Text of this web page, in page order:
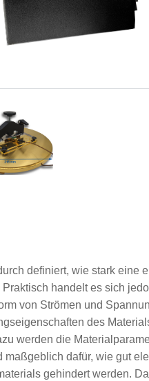
definiert, wie stark eine
handelt es sich
von Strömen und
des
werden die
dafür, wie gut
gehindert werden.